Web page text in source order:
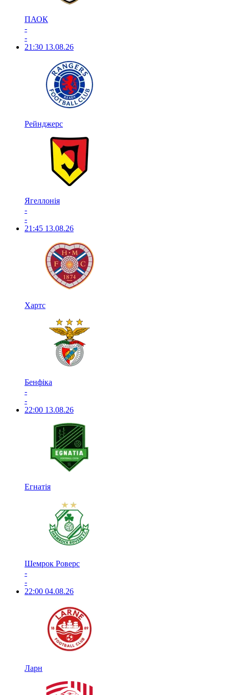
ПАОК
-
-
21:30 13.08.26
Рейнджерс
Ягеллонія
-
-
21:45 13.08.26
Хартс
Бенфіка
-
-
22:00 13.08.26
Егнатія
Шемрок Роверс
-
-
22:00 04.08.26
Ларн